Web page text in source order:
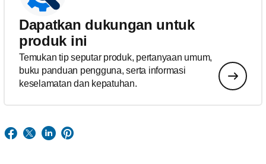
Dapatkan dukungan untuk
produk ini
Temukan tip seputar produk, pertanyaan umum,
buku panduan pengguna, serta informasi
keselamatan dan kepatuhan.